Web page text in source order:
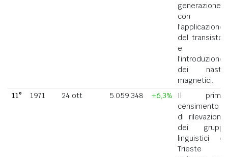
generazione
con
l'applicazione
del transistor
e
l'introduzione
dei nastri
magnetici.
11°
1971 24 ott 5.059.348 +6,3%
Il primo
censimento
di rilevazione
dei gruppi
linguistici di
Trieste e